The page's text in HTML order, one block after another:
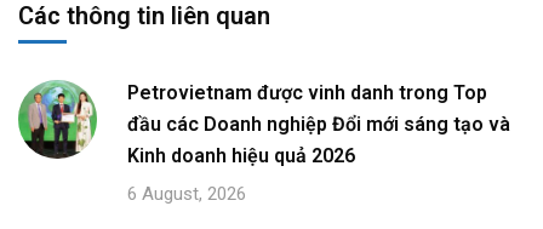
Các thông tin liên quan
Petrovietnam được vinh danh trong Top
đầu các Doanh nghiệp Đổi mới sáng tạo và
Kinh doanh hiệu quả 2026
6 August, 2026